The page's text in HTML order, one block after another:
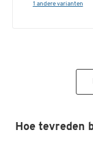
1 andere varianten
Hoe tevreden